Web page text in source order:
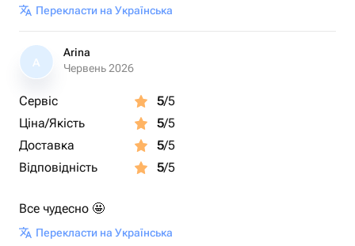
Перекласти на Українська
A
Arina
Червень 2026
Сервіс 5/5
Ціна/Якість
5/5
Доставка
5/5
Відповідність
5/5
Все чудесно 🤩
Перекласти на Українська